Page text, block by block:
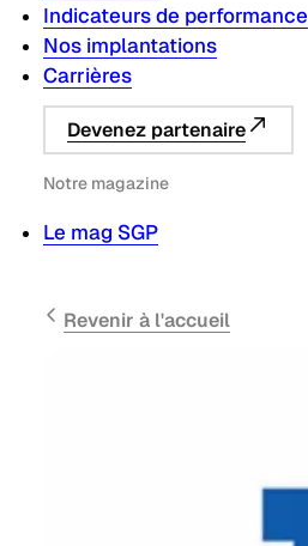
Indicateurs de performance
Nos implantations
Carrières
Devenez partenaire
Notre magazine
Le mag SGP
Revenir à l'accueil